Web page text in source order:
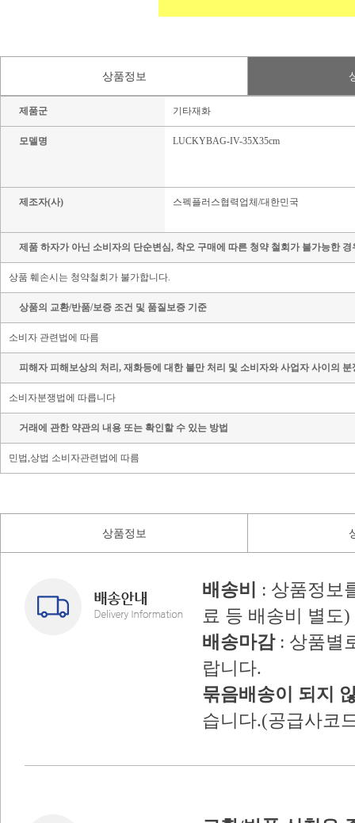
상품정보
제품군 기타재화
모델명 LUCKYBAG-IV-35X35cm
제조자(사) 스펙플러스협력업체/대한민국
제품 하자가 아닌 소비자의 단순변심, 착오 구매에 따른 청약 철회가 불가능한
상품 훼손시는 청약철회가 불가합니다.
상품의 교환/반품/보증 조건 및 품질보증 기준
소비자 관련법에 따름
피해자 피해보상의 처리, 재화등에 대한 불만 처리 및 소비자와 사업자 사이의
소비자분쟁법에 따릅니다
거래에 관한 약관의 내용 또는 확인할 수 있는 방법
민법,상법 소비자관련법에 따름
상품정보
배송비
: 상품정보
료 등 배송비 별도)
배송마감: 상품별
랍니다.
묶음배송이 되지
습니다.(공급사코